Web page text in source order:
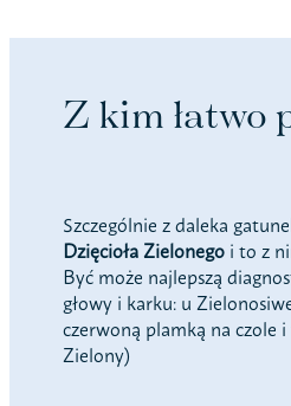
Z kim łatwo
Szczególnie z daleka
Dzięcioła Zielonego i to z
Być może najlepszą
głowy i karku: u
czerwoną plamką na czole
Zielony)